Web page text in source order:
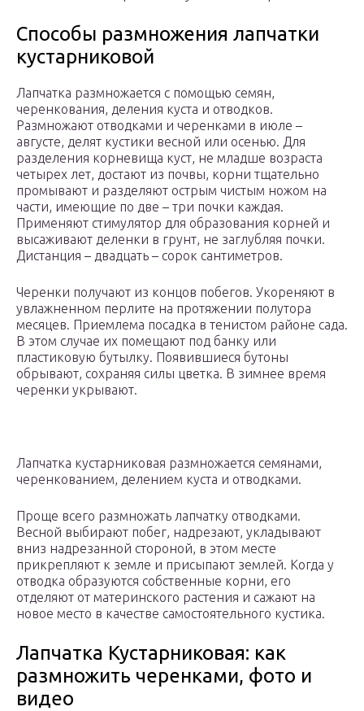
Способы размножения лапчатки
кустарниковой
Лапчатка размножается с помощью семян,
черенкования, деления куста и отводков.
Размножают отводками и черенками в июле –
августе, делят кустики весной или осенью. Для
разделения корневища куст, не младше возраста
четырех лет, достают из почвы, корни тщательно
промывают и разделяют острым чистым ножом на
части, имеющие по две – три почки каждая.
Применяют стимулятор для образования корней и
высаживают деленки в грунт, не заглубляя почки.
Дистанция – двадцать – сорок сантиметров.
Черенки получают из концов побегов. Укореняют в
увлажненном перлите на протяжении полутора
месяцев. Приемлема посадка в тенистом районе сада.
В этом случае их помещают под банку или
пластиковую бутылку. Появившиеся бутоны
обрывают, сохраняя силы цветка. В зимнее время
черенки укрывают.
Лапчатка кустарниковая размножается семянами,
черенкованием, делением куста и отводками.
Проще всего размножать лапчатку отводками.
Весной выбирают побег, надрезают, укладывают
вниз надрезанной стороной, в этом месте
прикрепляют к земле и присыпают землей. Когда у
отводка образуются собственные корни, его
отделяют от материнского растения и сажают на
новое место в качестве самостоятельного кустика.
Лапчатка Кустарниковая: как
размножить черенками, фото и
видео